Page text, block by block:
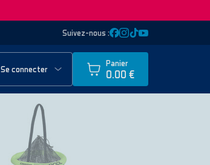
Suivez-nous :
Se connecter
Panier
0.00 €